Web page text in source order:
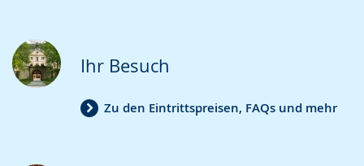
wechseln.
Deutscher
Gebärdensprache
wird
Ihr Besuch
Zu den Eintrittspreisen, FAQs und mehr